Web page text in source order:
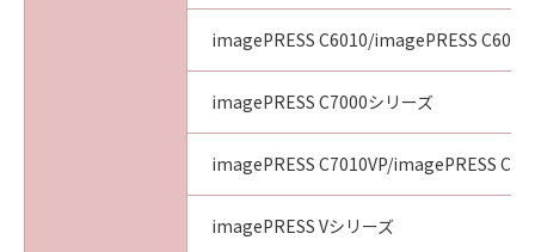
imagePRESS C6010/imagePRESS C6011
imagePRESS C7000シリーズ
imagePRESS C7010VP/imagePRESS
imagePRESS Vシリーズ